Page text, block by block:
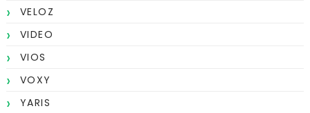
VELOZ
VIDEO
VIOS
VOXY
YARIS